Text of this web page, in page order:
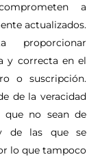
a
actualizados.
proporcionar
y correcta en el
o suscripción.
de la veracidad
que no sean de
de las que se
lo que tampoco